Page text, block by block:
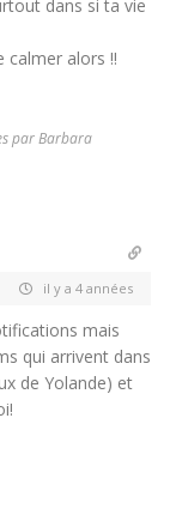
dans si ta vie
calmer alors !!
par Barbara
il y a 4 années
mais
qui arrivent dans
de Yolande) et